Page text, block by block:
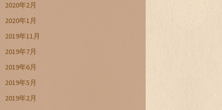
2020年2月
2020年1月
2019年11月
2019年7月
2019年6月
2019年5月
2019年2月